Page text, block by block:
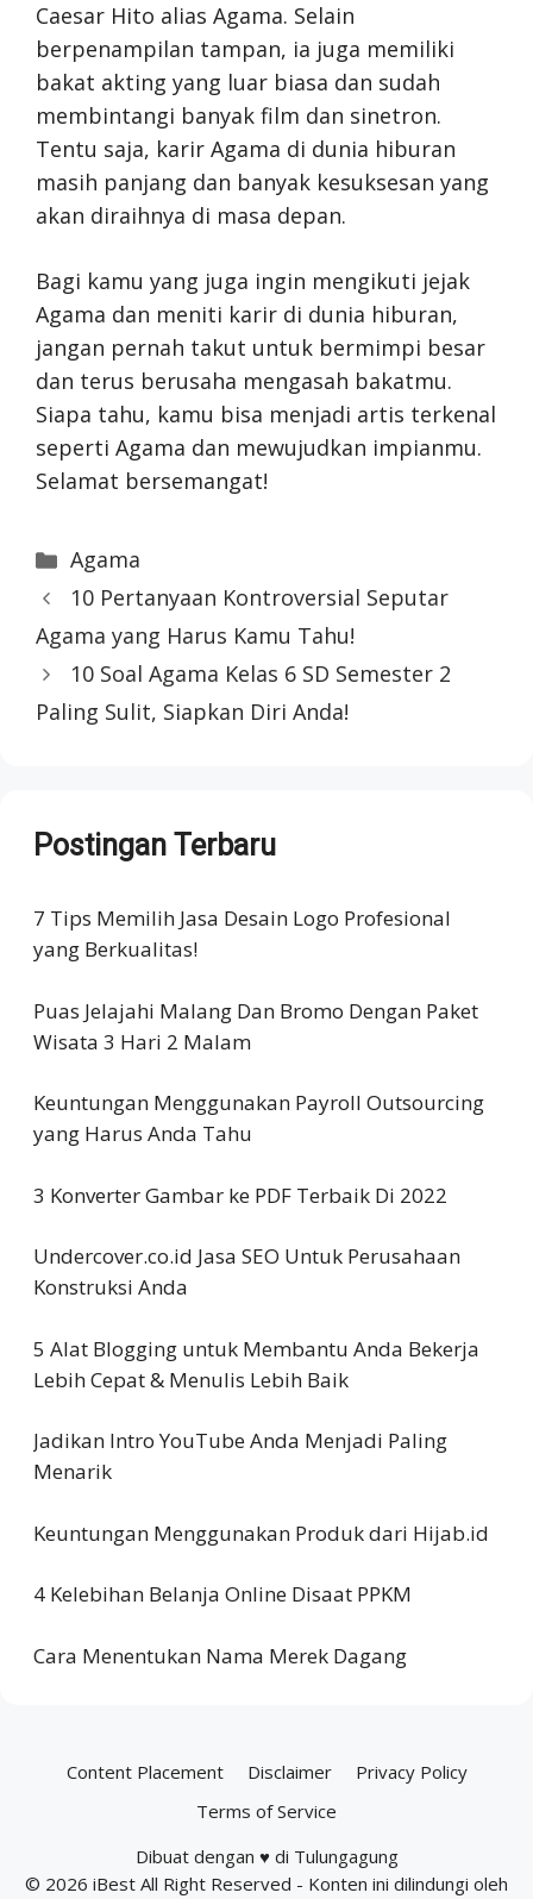
Caesar Hito alias Agama. Selain
berpenampilan tampan, ia juga memiliki
bakat akting yang luar biasa dan sudah
membintangi banyak film dan sinetron.
Tentu saja, karir Agama di dunia hiburan
masih panjang dan banyak kesuksesan yang
akan diraihnya di masa depan.
Bagi kamu yang juga ingin mengikuti jejak
Agama dan meniti karir di dunia hiburan,
jangan pernah takut untuk bermimpi besar
dan terus berusaha mengasah bakatmu.
Siapa tahu, kamu bisa menjadi artis terkenal
seperti Agama dan mewujudkan impianmu.
Selamat bersemangat!
Categories
Agama
10 Pertanyaan Kontroversial Seputar
Agama yang Harus Kamu Tahu!
10 Soal Agama Kelas 6 SD Semester 2
Paling Sulit, Siapkan Diri Anda!
Postingan Terbaru
7 Tips Memilih Jasa Desain Logo Profesional
yang Berkualitas!
Puas Jelajahi Malang Dan Bromo Dengan Paket
Wisata 3 Hari 2 Malam
Keuntungan Menggunakan Payroll Outsourcing
yang Harus Anda Tahu
3 Konverter Gambar ke PDF Terbaik Di 2022
Undercover.co.id Jasa SEO Untuk Perusahaan
Konstruksi Anda
5 Alat Blogging untuk Membantu Anda Bekerja
Lebih Cepat & Menulis Lebih Baik
Jadikan Intro YouTube Anda Menjadi Paling
Menarik
Keuntungan Menggunakan Produk dari Hijab.id
4 Kelebihan Belanja Online Disaat PPKM
Cara Menentukan Nama Merek Dagang
Content Placement Disclaimer
Privacy Policy
Terms of Service
Dibuat dengan ♥ di Tulungagung
© 2026 iBest All Right Reserved - Konten ini dilindungi oleh